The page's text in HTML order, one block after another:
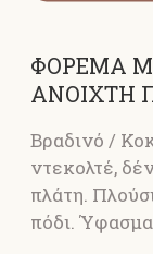
ΦΟΡΕΜΑ
ΑΝΟΙΧΤΗ
Βραδινό /
ντεκολτέ,
πλάτη.
πόδι.